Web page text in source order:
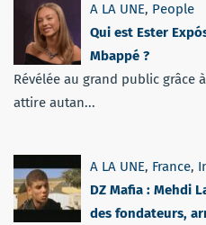
A LA UNE, People
Qui est Ester
Mbappé ?
Révélée au grand public grâce
attire autan...
A LA UNE, France,
DZ Mafia : Mehdi
des fondateurs,